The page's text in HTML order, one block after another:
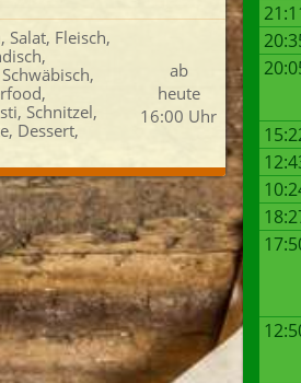
Salat, Fleisch,
Schnitzel,
Dessert,
ab
heute
16:00 Uhr